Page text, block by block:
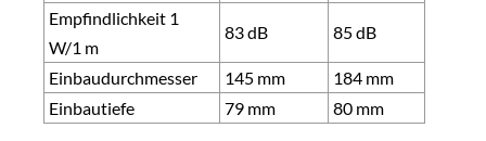
Empfindlichkeit 1
W/1 m
83 dB 85 dB
Einbaudurchmesser 145 mm
184 mm
Einbautiefe
79 mm 80 mm